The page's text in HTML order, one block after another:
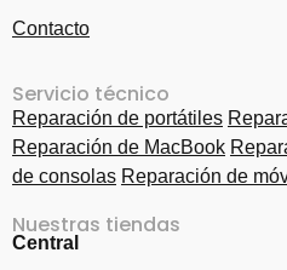
Contacto
Servicio técnico
Reparación de portátiles
Reparación de MacBook
de consolas Reparación de
Nuestras tiendas
Central